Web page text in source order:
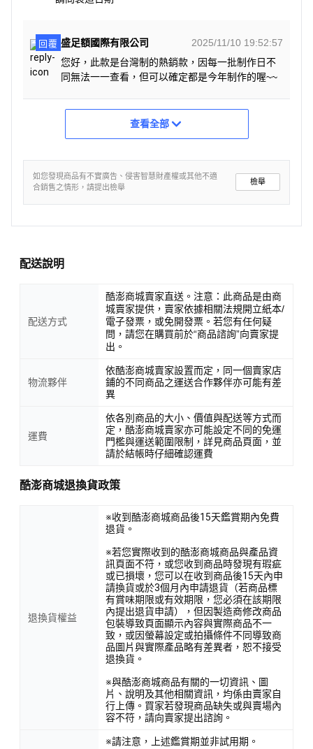
回覆 盛足額國際有限公司
2025/11/10 19:52:57
您好，此款是台灣制的熱銷款，因每一批制作日不
同無法一一查看，但可以確定都是今年制作的喔~~
查看全部
如您發現商品有不實廣告、侵害智慧財產權或其他不適
合銷售之情形，請提出檢舉
檢舉
配送說明
配送方式
酷澎商城賣家直送。注意：此商品是由商
城賣家提供，賣家依據相關法規開立紙本/
電子發票，或免開發票。若您有任何疑
問，請您在購買前於“商品諮詢”向賣家提
出。
物流夥伴
依酷澎商城賣家設置而定，同一個賣家店
鋪的不同商品之運送合作夥伴亦可能有差
異
運費
依各別商品的大小、價值與配送等方式而
定，酷澎商城賣家亦可能設定不同的免運
門檻與運送範圍限制，詳見商品頁面，並
請於結帳時仔細確認運費
酷澎商城退換貨政策
退換貨權益
※收到酷澎商城商品後15天鑑賞期內免費
退貨。
※若您實際收到的酷澎商城商品與產品資
訊頁面不符，或您收到商品時發現有瑕疵
或已損壞，您可以在收到商品後15天內申
請換貨或於3個月內申請退貨（若商品標
有賞味期限或有效期限，您必須在該期限
內提出退貨申請），但因製造商修改商品
包裝導致頁面顯示內容與實際商品不一
致，或因螢幕設定或拍攝條件不同導致商
品圖片與實際產品略有差異者，恕不接受
退換貨。
※與酷澎商城商品有關的一切資訊、圖
片、說明及其他相關資訊，均係由賣家自
行上傳。買家若發現商品缺失或與賣場內
容不符，請向賣家提出諮詢。
※請注意，上述鑑賞期並非試用期。